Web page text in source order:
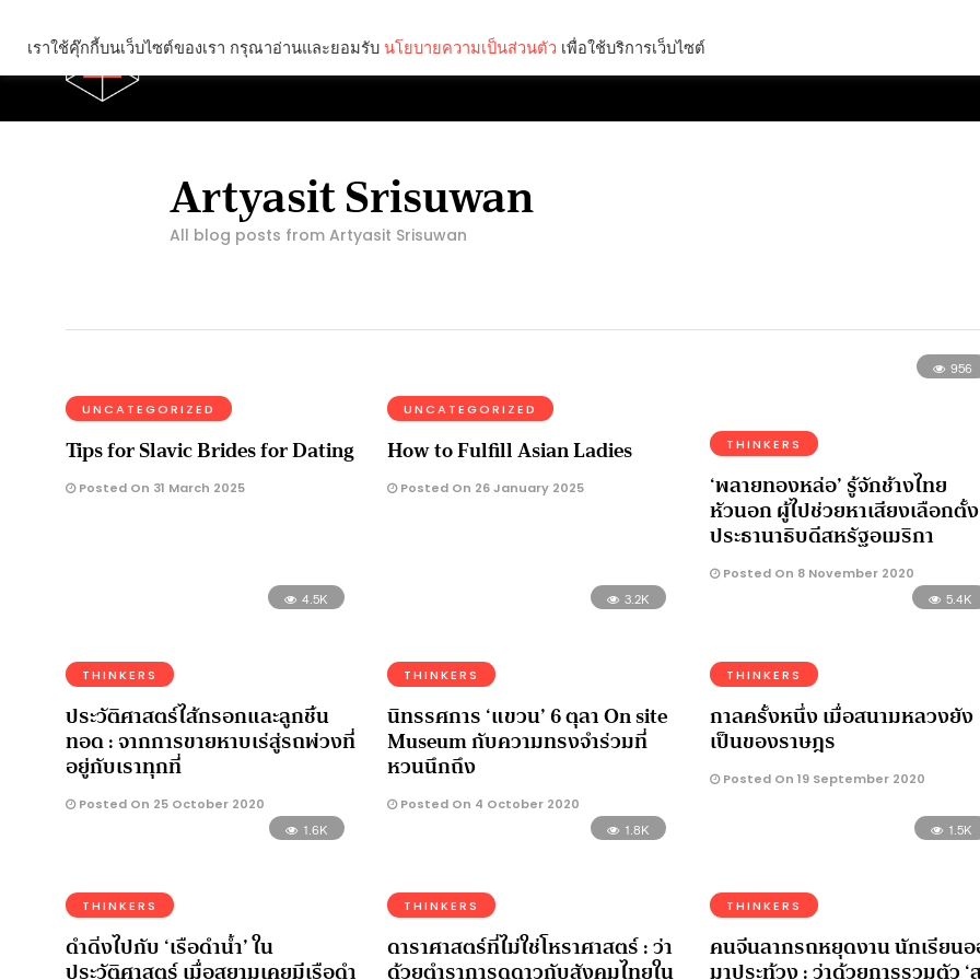
Artyasit Srisuwan
All blog posts from Artyasit Srisuwan
UNCATEGORIZED
Tips for Slavic Brides for Dating
Posted On 31 March 2025
UNCATEGORIZED
How to Fulfill Asian Ladies
Posted On 26 January 2025
956
THINKERS
‘พลายทองหล่อ’ รู้จักช้างไทย
หัวนอก ผู้ไปช่วยหาเสียงเลือกตั้ง
ประธานาธิบดีสหรัฐอเมริกา
Posted On 8 November 2020
4.5K
THINKERS
ประวัติศาสตร์ไส้กรอกและลูกชิ้น
ทอด : จากการขายหาบเร่สู่รถพ่วงที่
อยู่กับเราทุกที่
Posted On 25 October 2020
3.2K
THINKERS
นิทรรศการ ‘แขวน’ 6 ตุลา On site
Museum กับความทรงจำร่วมที่
หวนนึกถึง
Posted On 4 October 2020
5.4K
THINKERS
กาลครั้งหนึ่ง เมื่อสนามหลวงยัง
เป็นของราษฎร
Posted On 19 September 2020
1.6K
THINKERS
ดำดิ่งไปกับ ‘เรือดำน้ำ’ ใน
ประวัติศาสตร์ เมื่อสยามเคยมีเรือดำ
1.8K
THINKERS
ดาราศาสตร์ที่ไม่ใช่โหราศาสตร์ : ว่า
ด้วยตำราการดูดาวกับสังคมไทยใน
1.5K
THINKERS
คนจีนลากรถหยุดงาน นักเรียน
มาประท้วง : ว่าด้วยการรวมตัว ‘
เราใช้คุ๊กกี้บนเว็บไซต์ของเรา กรุณาอ่านและยอมรับ นโยบายความเป็นส่วนตัว เพื่อใช้บริการเว็บไซต์